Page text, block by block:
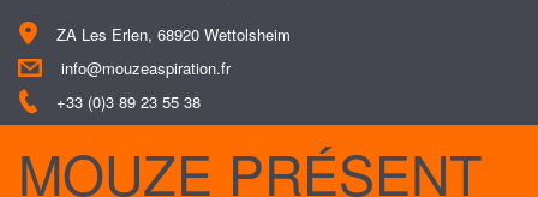
ZA Les Erlen, 68920 Wettolsheim
info@mouzeaspiration.fr
+33 (0)3 89 23 55 38
MOUZE PRÉSENT